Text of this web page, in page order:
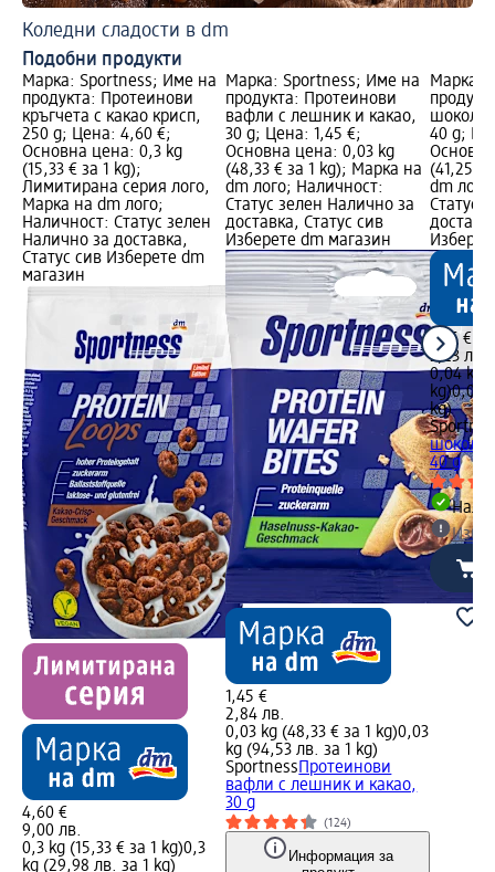
Коледни сладости в dm
Подобни продукти
Марка: Sportness; Име на
продукта: Протеинови
кръгчета с какао крисп,
250 g; Цена: 4,60 €;
Основна цена: 0,3 kg
(15,33 € за 1 kg);
Лимитирана серия лого,
Марка на dm лого;
Наличност: Статус зелен
Налично за доставка,
Статус сив Изберете dm
магазин
4,60 €
9,00 лв.
0,3 kg (15,33 € за 1 kg)0,3
kg (29,98 лв. за 1 kg)
Марка: Sportness; Име на
продукта: Протеинови
вафли с лешник и какао,
30 g; Цена: 1,45 €;
Основна цена: 0,03 kg
(48,33 € за 1 kg); Марка на
dm лого; Наличност:
Статус зелен Налично за
доставка, Статус сив
Изберете dm магазин
1,45 €
2,84 лв.
0,03 kg (48,33 € за 1 kg)0,03
kg (94,53 лв. за 1 kg)
Sportness Протеинови
вафли с лешник и какао,
30 g
(124)
Информация за
Марка:
40 g;
(41,25 €
dm
Статус
1,65 €
3,23 лв.
0,04 kg
kg)0,04
kg)
40 g